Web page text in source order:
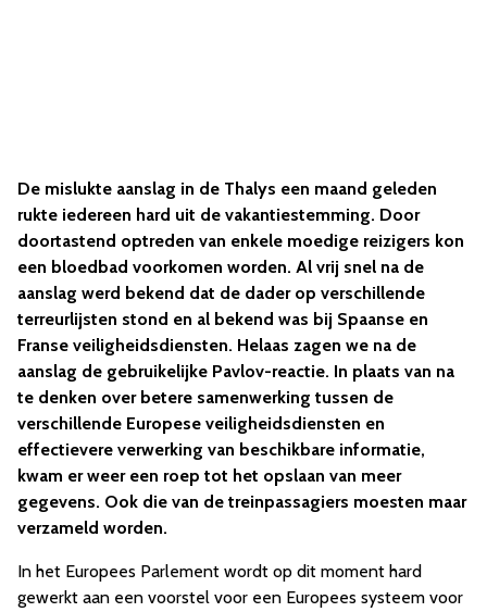
De mislukte aanslag in de Thalys een maand geleden
rukte iedereen hard uit de vakantiestemming. Door
doortastend optreden van enkele moedige reizigers kon
een bloedbad voorkomen worden. Al vrij snel na de
aanslag werd bekend dat de dader op verschillende
terreurlijsten stond en al bekend was bij Spaanse en
Franse veiligheidsdiensten. Helaas zagen we na de
aanslag de gebruikelijke Pavlov-reactie. In plaats van na
te denken over betere samenwerking tussen de
verschillende Europese veiligheidsdiensten en
effectievere verwerking van beschikbare informatie,
kwam er weer een roep tot het opslaan van meer
gegevens. Ook die van de treinpassagiers moesten maar
verzameld worden.
In het Europees Parlement wordt op dit moment hard
gewerkt aan een voorstel voor een Europees systeem voor